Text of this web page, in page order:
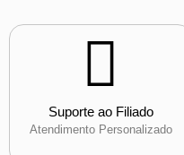
Suporte ao Filiado
Atendimento Personalizado